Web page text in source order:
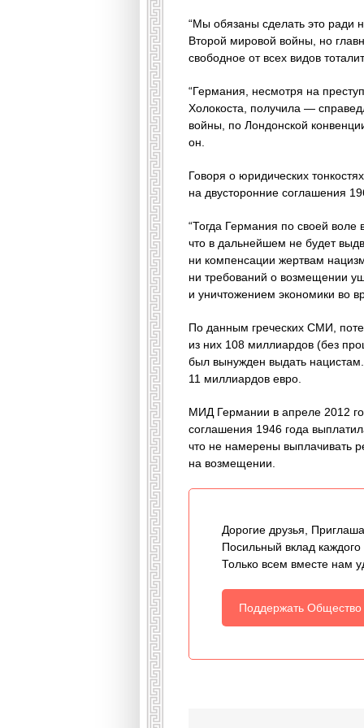
“Мы обязаны сделать это ради
Второй мировой войны, но
свободное от всех видов
“Германия, несмотря на
Холокоста, получила —
войны, по Лондонской
он.
Говоря о юридических
на двусторонние соглашения
“Тогда Германия по своей
что в дальнейшем не будет
ни компенсации жертвам
ни требований о возмещении
и уничтожением экономики во
По данным греческих СМИ,
из них 108 миллиардов (без
был вынужден выдать
11 миллиардов евро.
МИД Германии в апреле 2012
соглашения 1946 года
что не намерены выплачивать
на возмещении.
Дорогие друзья,
Посильный вклад
Только всем вместе нам
Поддержать Общество